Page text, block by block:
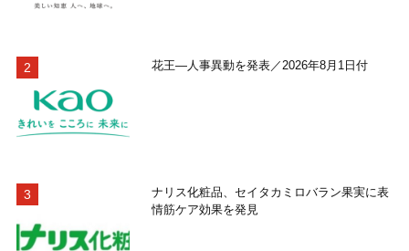
花王―人事異動を発表／2026年8月1日付
ナリス化粧品、セイタカミロバラン果実に表
情筋ケア効果を発見